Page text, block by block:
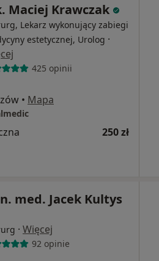
Maciej Krawczak
Lekarz wykonujący zabiegi
estetycznej, Urolog ·
425 opinii
• Mapa
250 zł
med. Jacek Kultys
· Więcej
92 opinie